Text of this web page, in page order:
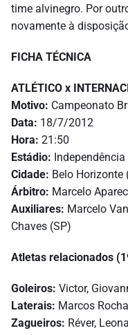
time alvinegro. Por
novamente à
FICHA TÉCNICA
ATLÉTICO x
Motivo: Campeonato
Data: 18/7/2012
Hora: 21:50
Estádio: Independência
Cidade: Belo Horizonte
Árbitro: Marcelo
Auxiliares: Marcelo
Chaves (SP)
Atletas relacionados
Goleiros: Victor,
Laterais: Marcos
Zagueiros: Réver,